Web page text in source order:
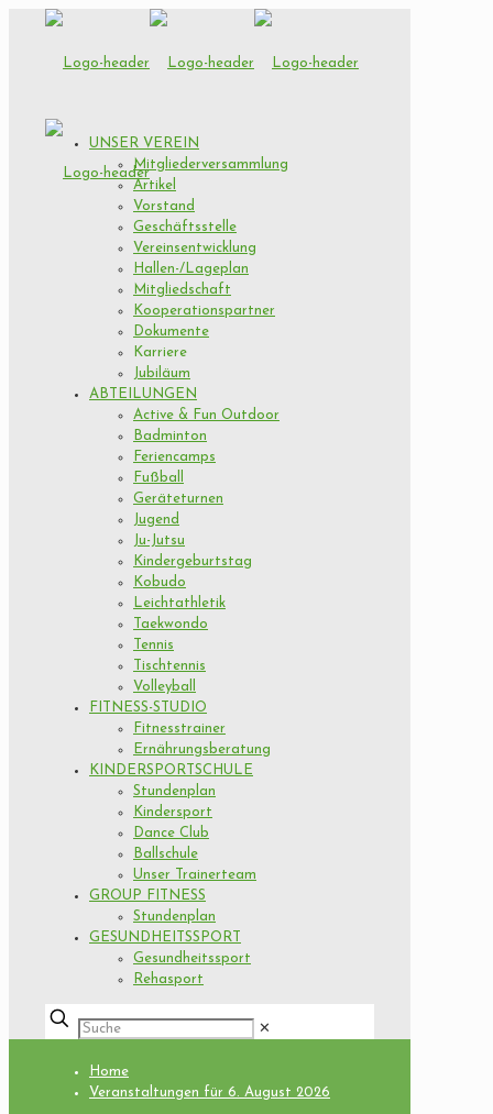
UNSER VEREIN
Mitgliederversammlung
Artikel
Vorstand
Geschäftsstelle
Vereinsentwicklung
Hallen-/Lageplan
Mitgliedschaft
Kooperationspartner
Dokumente
Karriere
Jubiläum
ABTEILUNGEN
Active & Fun Outdoor
Badminton
Feriencamps
Fußball
Geräteturnen
Jugend
Ju-Jutsu
Kindergeburtstag
Kobudo
Leichtathletik
Taekwondo
Tennis
Tischtennis
Volleyball
FITNESS-STUDIO
Fitnesstrainer
Ernährungsberatung
KINDERSPORTSCHULE
Stundenplan
Kindersport
Dance Club
Ballschule
Unser Trainerteam
GROUP FITNESS
Stundenplan
GESUNDHEITSSPORT
Gesundheitssport
Rehasport
✕
Home
Veranstaltungen für 6. August 2026